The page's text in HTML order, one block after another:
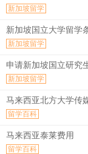
新加坡留学
新加坡国立大学留学
新加坡留学
申请新加坡国立研究
新加坡留学
马来西亚北方大学传
留学百科
马来西亚泰莱费用
留学百科